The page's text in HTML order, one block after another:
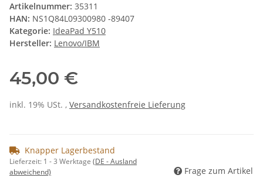
Artikelnummer: 35311
HAN: NS1Q84L09300980 -89407
Kategorie: IdeaPad Y510
Hersteller: Lenovo/IBM
45,00 €
inkl. 19% USt. , Versandkostenfreie Lieferung
Knapper Lagerbestand
Lieferzeit: 1 - 3 Werktage (DE - Ausland
abweichend)
Frage zum Artikel